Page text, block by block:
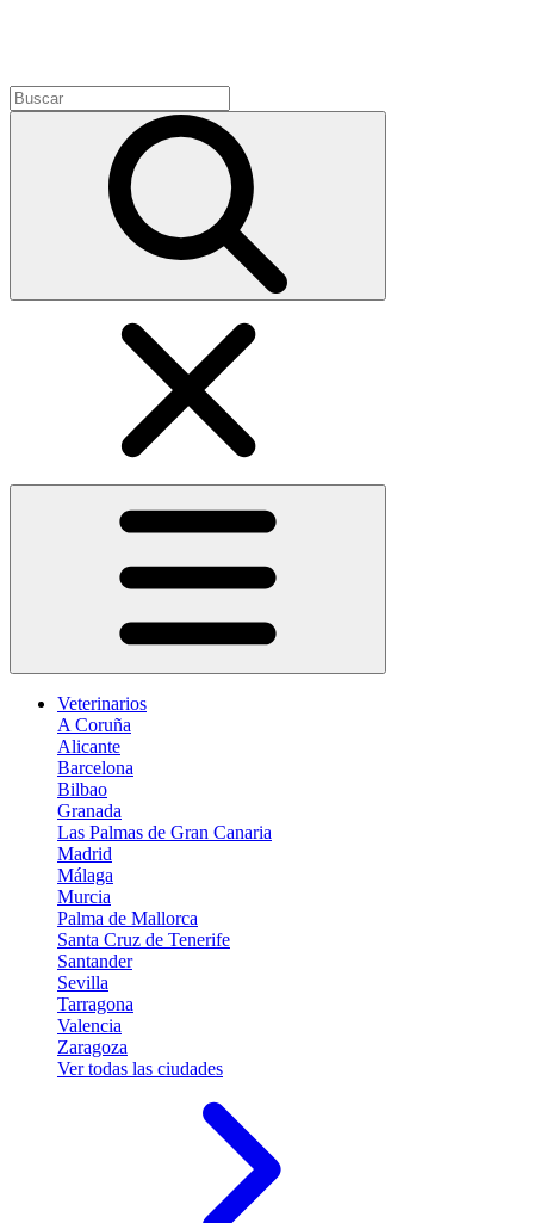
Veterinarios
A Coruña
Alicante
Barcelona
Bilbao
Granada
Las Palmas de Gran Canaria
Madrid
Málaga
Murcia
Palma de Mallorca
Santa Cruz de Tenerife
Santander
Sevilla
Tarragona
Valencia
Zaragoza
Ver todas las ciudades